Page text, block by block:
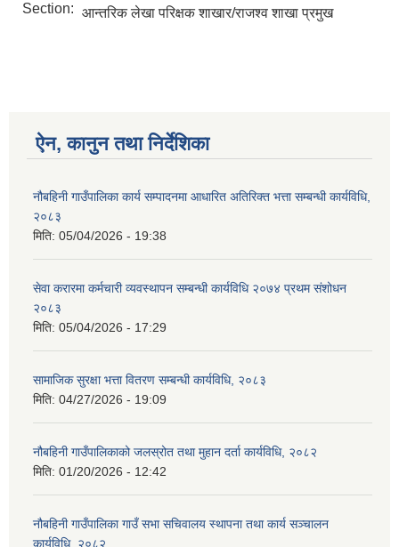
Section: आन्तरिक लेखा परिक्षक शाखार/राजश्व शाखा प्रमुख
ऐन, कानुन तथा निर्देशिका
नौबहिनी गाउँपालिका कार्य सम्पादनमा आधारित अतिरिक्त भत्ता सम्बन्धी कार्यविधि,
२०८३
मिति: 05/04/2026 - 19:38
सेवा करारमा कर्मचारी व्यवस्थापन सम्बन्धी कार्यविधि २०७४ प्रथम संशोधन
२०८३
मिति: 05/04/2026 - 17:29
सामाजिक सुरक्षा भत्ता वितरण सम्बन्धी कार्यविधि, २०८३
मिति: 04/27/2026 - 19:09
नौबहिनी गाउँपालिकाको जलस्रोत तथा मुहान दर्ता कार्यविधि, २०८२
मिति: 01/20/2026 - 12:42
नौबहिनी गाउँपालिका गाउँ सभा सचिवालय स्थापना तथा कार्य सञ्चालन
कार्यविधि, २०८२